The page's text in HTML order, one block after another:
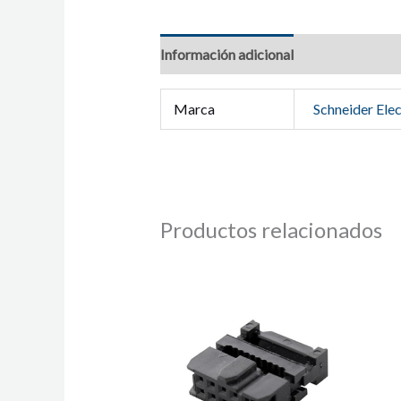
Información adicional
Marca Schneider
Productos relacionados